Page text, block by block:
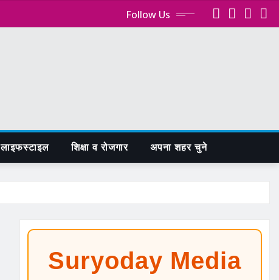
Follow Us
लाइफस्टाइल शिक्षा व रोजगार अपना शहर चुने
Suryoday Media